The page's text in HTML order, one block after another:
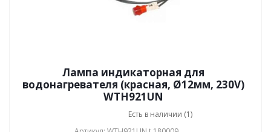
Лампа индикаторная для
водонагревателя (красная, Ø12мм, 230V)
WTH921UN
Есть в наличии (1)